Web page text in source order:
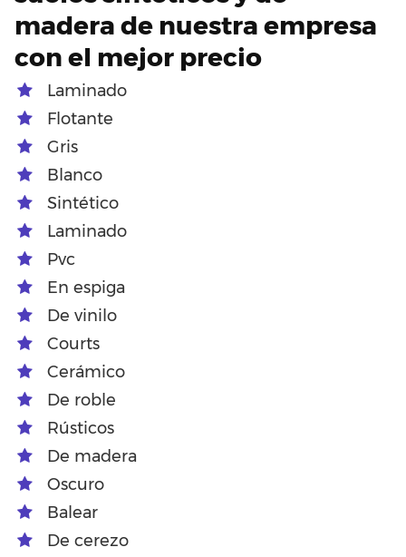
madera de nuestra empresa
con el mejor precio
Laminado
Flotante
Gris
Blanco
Sintético
Laminado
Pvc
En espiga
De vinilo
Courts
Cerámico
De roble
Rústicos
De madera
Oscuro
Balear
De cerezo